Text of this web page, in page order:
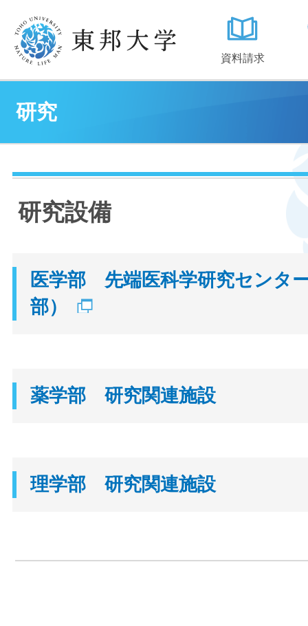
資料請求
研究
研究設備
医学部 先端医科学研究センタ
部）
薬学部 研究関連施設
理学部 研究関連施設